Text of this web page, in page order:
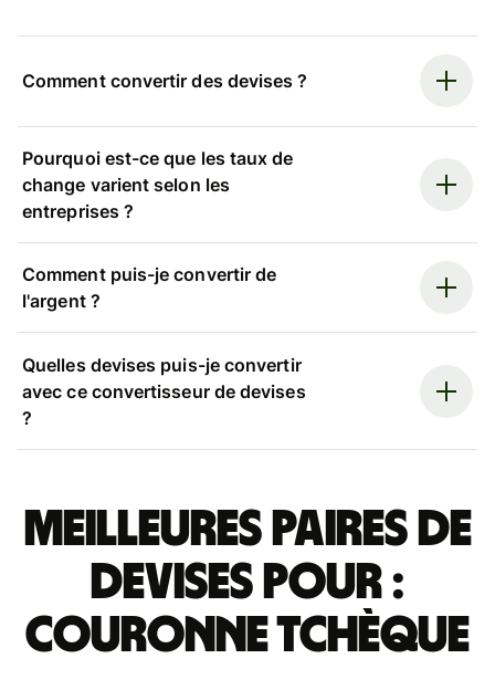
Comment convertir des devises ?
Pourquoi est-ce que les taux de
change varient selon les
entreprises ?
Comment puis-je convertir de
l'argent ?
Quelles devises puis-je convertir
avec ce convertisseur de devises
?
Meilleures paires de
devises pour :
couronne tchèque